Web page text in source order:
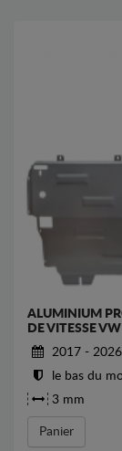
ALUMINIUM
DE VITESSE
2017 - 2026
le bas du
3 mm
Panier